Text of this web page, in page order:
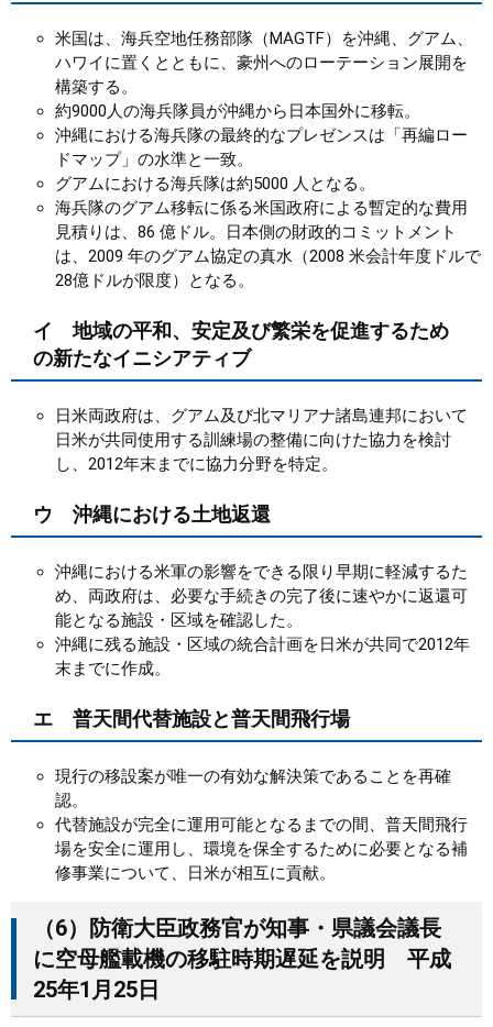
米国は、海兵空地任務部隊（MAGTF）を沖縄、グアム、
ハワイに置くとともに、豪州へのローテーション展開を
構築する。
約9000人の海兵隊員が沖縄から日本国外に移転。
沖縄における海兵隊の最終的なプレゼンスは「再編ロー
ドマップ」の水準と一致。
グアムにおける海兵隊は約5000 人となる。
海兵隊のグアム移転に係る米国政府による暫定的な費用
見積りは、86 億ドル。日本側の財政的コミットメント
は、2009 年のグアム協定の真水（2008 米会計年度ドルで
28億ドルが限度）となる。
イ 地域の平和、安定及び繁栄を促進するため
の新たなイニシアティブ
日米両政府は、グアム及び北マリアナ諸島連邦において
日米が共同使用する訓練場の整備に向けた協力を検討
し、2012年末までに協力分野を特定。
ウ 沖縄における土地返還
沖縄における米軍の影響をできる限り早期に軽減するた
め、両政府は、必要な手続きの完了後に速やかに返還可
能となる施設・区域を確認した。
沖縄に残る施設・区域の統合計画を日米が共同で2012年
末までに作成。
エ 普天間代替施設と普天間飛行場
現行の移設案が唯一の有効な解決策であることを再確
認。
代替施設が完全に運用可能となるまでの間、普天間飛行
場を安全に運用し、環境を保全するために必要となる補
修事業について、日米が相互に貢献。
（6）防衛大臣政務官が知事・県議会議長
に空母艦載機の移駐時期遅延を説明 平成
25年1月25日